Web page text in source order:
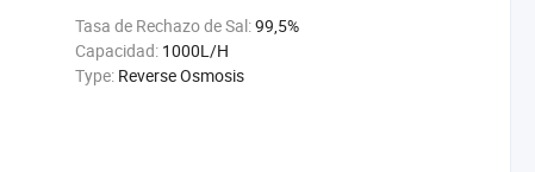
Tasa de Rechazo de Sal:99,5%
Capacidad: 1000L/H
Type: Reverse Osmosis